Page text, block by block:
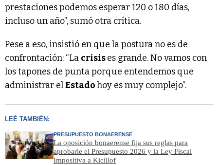
prestaciones podemos esperar 120 o 180 días,
incluso un año”, sumó otra crítica.
Pese a eso, insistió en que la postura no es de
confrontación: “La crisises grande. No vamos con
los tapones de punta porque entendemos que
administrar elEstadohoy es muy complejo”.
LEÉ TAMBIÉN:
PRESUPUESTO BONAERENSE
La oposición bonaerense fija sus reglas para
aprobarle el Presupuesto 2026 y la Ley Fiscal
Impositiva a Kicillof